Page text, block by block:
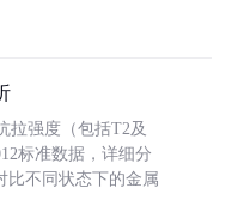
拉强度（包括T2及
标准数据，详细分
比不同状态下的金属